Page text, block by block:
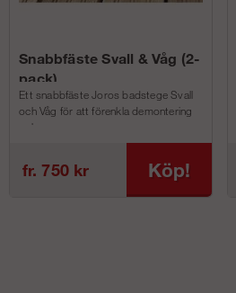
Snabbfäste Svall & Våg (2-
pack)
Ett snabbfäste Joros badstege Svall
och Våg för att förenkla demontering
och m...
fr. 750 kr Köp!